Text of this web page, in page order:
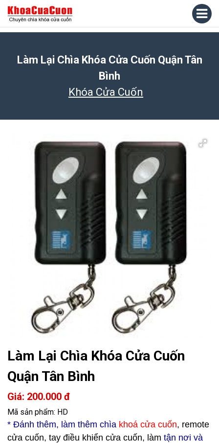
Làm Lại Chìa Khóa Cửa Cuốn Quận Tân
Bình
Khóa Cửa Cuốn
Làm Lại Chìa Khóa Cửa Cuốn
Quận Tân Bình
Giá: 200.000 đ
Mã sản phẩm: HD
* Đánh thêm, làm thêm chìa khoá cửa cuốn, remote
cửa cuốn, tay điều khiển cửa cuốn, làm tận nơi và